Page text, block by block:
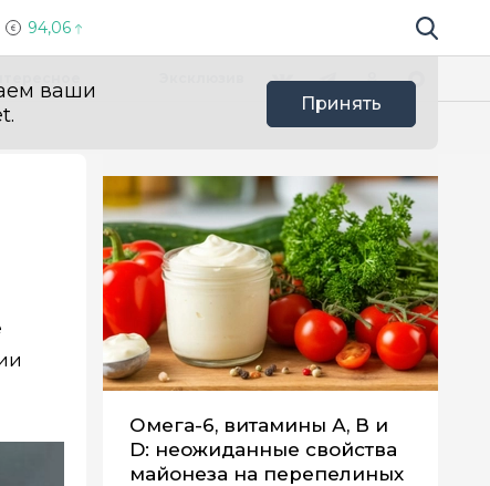
94,06 Поиск по
ваши
Принять
Омега-6, витамины А, В и
D: неожиданные свойства
майонеза на перепелиных